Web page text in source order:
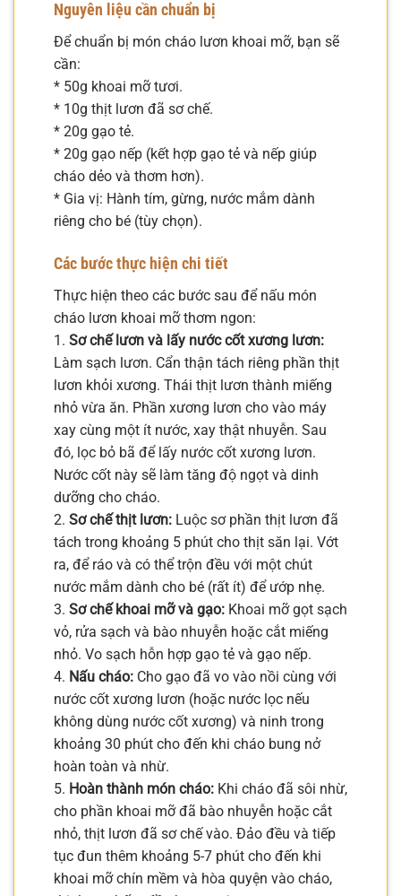
Nguyên liệu cần chuẩn bị
Để chuẩn bị món cháo lươn khoai mỡ, bạn sẽ
cần:
* 50g khoai mỡ tươi.
* 10g thịt lươn đã sơ chế.
* 20g gạo tẻ.
* 20g gạo nếp (kết hợp gạo tẻ và nếp giúp
cháo dẻo và thơm hơn).
* Gia vị: Hành tím, gừng, nước mắm dành
riêng cho bé (tùy chọn).
Các bước thực hiện chi tiết
Thực hiện theo các bước sau để nấu món
cháo lươn khoai mỡ thơm ngon:
1. Sơ chế lươn và lấy nước cốt xương lươn:
Làm sạch lươn. Cẩn thận tách riêng phần thịt
lươn khỏi xương. Thái thịt lươn thành miếng
nhỏ vừa ăn. Phần xương lươn cho vào máy
xay cùng một ít nước, xay thật nhuyễn. Sau
đó, lọc bỏ bã để lấy nước cốt xương lươn.
Nước cốt này sẽ làm tăng độ ngọt và dinh
dưỡng cho cháo.
2. Sơ chế thịt lươn: Luộc sơ phần thịt lươn đã
tách trong khoảng 5 phút cho thịt săn lại. Vớt
ra, để ráo và có thể trộn đều với một chút
nước mắm dành cho bé (rất ít) để ướp nhẹ.
3. Sơ chế khoai mỡ và gạo: Khoai mỡ gọt sạch
vỏ, rửa sạch và bào nhuyễn hoặc cắt miếng
nhỏ. Vo sạch hỗn hợp gạo tẻ và gạo nếp.
4. Nấu cháo: Cho gạo đã vo vào nồi cùng với
nước cốt xương lươn (hoặc nước lọc nếu
không dùng nước cốt xương) và ninh trong
khoảng 30 phút cho đến khi cháo bung nở
hoàn toàn và nhừ.
5. Hoàn thành món cháo: Khi cháo đã sôi nhừ,
cho phần khoai mỡ đã bào nhuyễn hoặc cắt
nhỏ, thịt lươn đã sơ chế vào. Đảo đều và tiếp
tục đun thêm khoảng 5-7 phút cho đến khi
khoai mỡ chín mềm và hòa quyện vào cháo,